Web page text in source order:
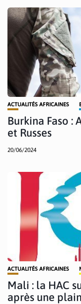
ACTUALITÉS AFRICAINES
Burkina Faso :
et Russes
20/06/2024
ACTUALITÉS AFRICAINES
Mali : la HAC
après une